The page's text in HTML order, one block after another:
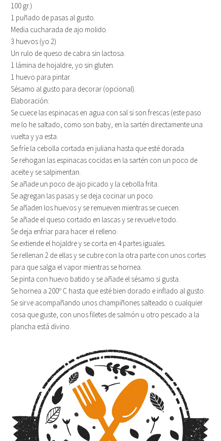
100 gr.)
1 puñado de pasas al gusto.
Media cucharada de ajo molido.
3 huevos (yo 2)
Un rulo de queso de cabra sin lactosa.
1 lámina de hojaldre, yo sin gluten.
1 huevo para pintar.
Sésamo al gusto para decorar (opcional).
Elaboración:
Se cuece las espinacas en agua con sal si son frescas (este paso
me lo he saltado, como son baby, en la sartén directamente una
vuelta y ya esta.
Se fríe la cebolla cortada en juliana hasta que esté dorada.
Se rehogan las espinacas cocidas en la sartén con un poco de
aceite y se salpimentan.
Se añade un poco de ajo picado y la cebolla frita.
Se agregan las pasas y se deja cocinar un poco.
Se añaden los huevos y se remueven mientras se cuecen.
Se añade el queso cortado en lascas y se revuelve todo.
Se deja enfriar para hacer el relleno.
Se extiende el hojaldre y se corta en 4 partes iguales.
Se rellenan 2 de ellas y se cubre con la otra parte con unos cortes
para que salga el vapor mientras se hornea.
Se pinta con huevo batido y se añade el sésamo si gusta.
Se hornea a 200º C hasta que esté bien dorado e inflado al gusto.
Se sirve acompañando unos champiñones salteado o cualquier
cosa que guste, con unos filetes de salmón u otro pescado a la
plancha está divino.